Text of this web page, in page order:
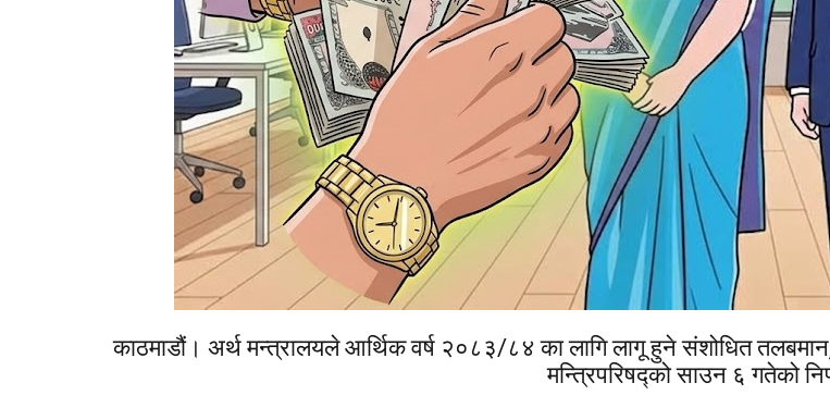
काठमाडौं। अर्थ मन्त्रालयले आर्थिक वर्ष २०८३/८४ का लागि लागू हुने संशोधित
मन्त्रिपरिषद्को साउन ६ गतेको